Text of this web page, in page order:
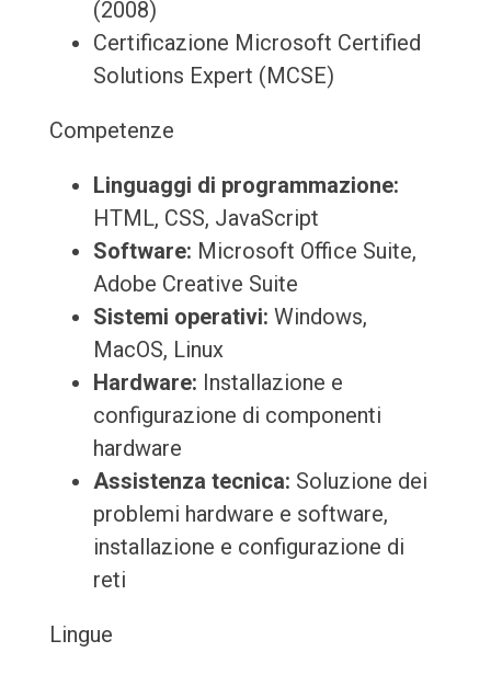
(2008)
Certificazione Microsoft Certified
Solutions Expert (MCSE)
Competenze
Linguaggi di programmazione:
HTML, CSS, JavaScript
Software: Microsoft Office Suite,
Adobe Creative Suite
Sistemi operativi: Windows,
MacOS, Linux
Hardware: Installazione e
configurazione di componenti
hardware
Assistenza tecnica: Soluzione dei
problemi hardware e software,
installazione e configurazione di
reti
Lingue